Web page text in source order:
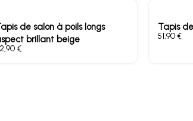
de salon à poils longs
brillant beige
€
Tapis
€